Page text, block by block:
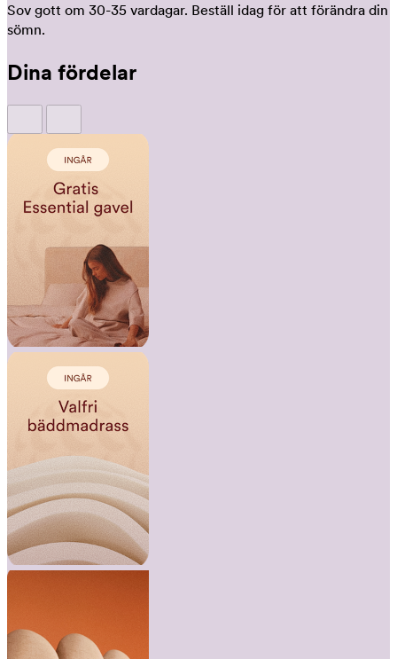
Sov gott om 30-35 vardagar. Beställ idag för att förändra din
sömn.
Dina fördelar